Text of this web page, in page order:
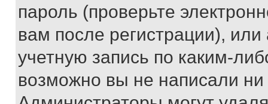
пароль (проверьте
вам после регистрации),
учетную запись по каким-
возможно вы не написали